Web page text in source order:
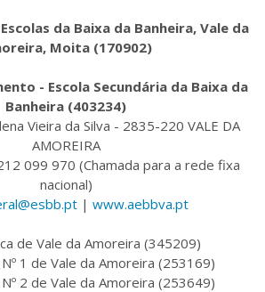
da Baixa da Banheira, Vale da
Moita (170902)
- Escola Secundária da Baixa da
Banheira (403234)
Vieira da Silva - 2835-220 VALE DA
AMOREIRA
099 970 (Chamada para a rede fixa
nacional)
| www.aebbva.pt
de Vale da Amoreira (345209)
1 de Vale da Amoreira (253169)
2 de Vale da Amoreira (253649)